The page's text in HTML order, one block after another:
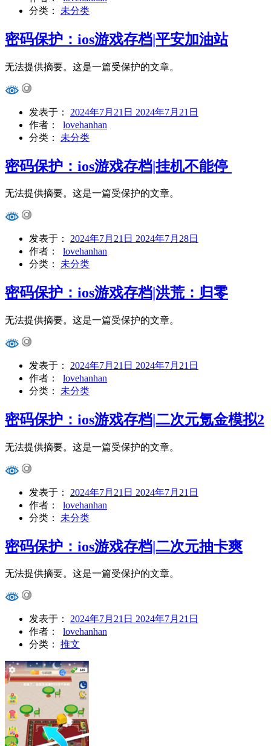
分类：
未分类
密码保护：ios游戏存档|平安加油站
无法提供摘要。这是一篇受保护的文章。
发表于： 2024年7月21日 2024年7月21日
作者：
lovehanhan
分类：
未分类
密码保护：ios游戏存档|挂机不能停
无法提供摘要。这是一篇受保护的文章。
发表于： 2024年7月21日 2024年7月28日
作者：
lovehanhan
分类：
未分类
密码保护：ios游戏存档|洪荒：归零
无法提供摘要。这是一篇受保护的文章。
发表于： 2024年7月21日 2024年7月21日
作者：
lovehanhan
分类：
未分类
密码保护：ios游戏存档|二次元氪金模拟2
无法提供摘要。这是一篇受保护的文章。
发表于： 2024年7月21日 2024年7月21日
作者：
lovehanhan
分类：
未分类
密码保护：ios游戏存档|二次元抽卡爽
无法提供摘要。这是一篇受保护的文章。
发表于： 2024年7月21日 2024年7月21日
作者：
lovehanhan
分类：
推文